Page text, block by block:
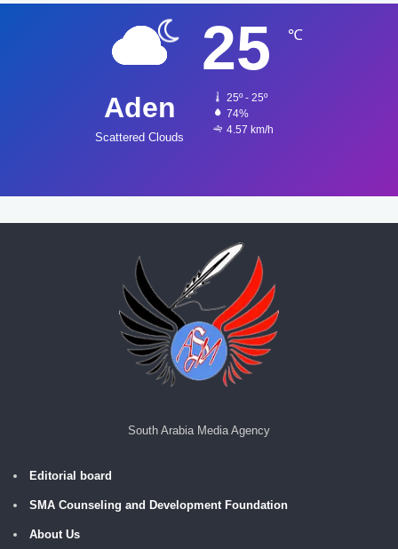
Aden
Scattered Clouds
25 ℃
25º - 25º
74%
4.57 km/h
South Arabia Media Agency
Editorial board
SMA Counseling and Development Foundation
About Us